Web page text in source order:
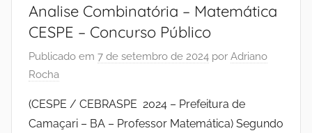
Analise Combinatória – Matemática
CESPE – Concurso Público
Publicado em 7 de setembro de 2024 por Adriano
Rocha
(CESPE / CEBRASPE 2024 – Prefeitura de
Camaçari – BA – Professor Matemática) Segundo